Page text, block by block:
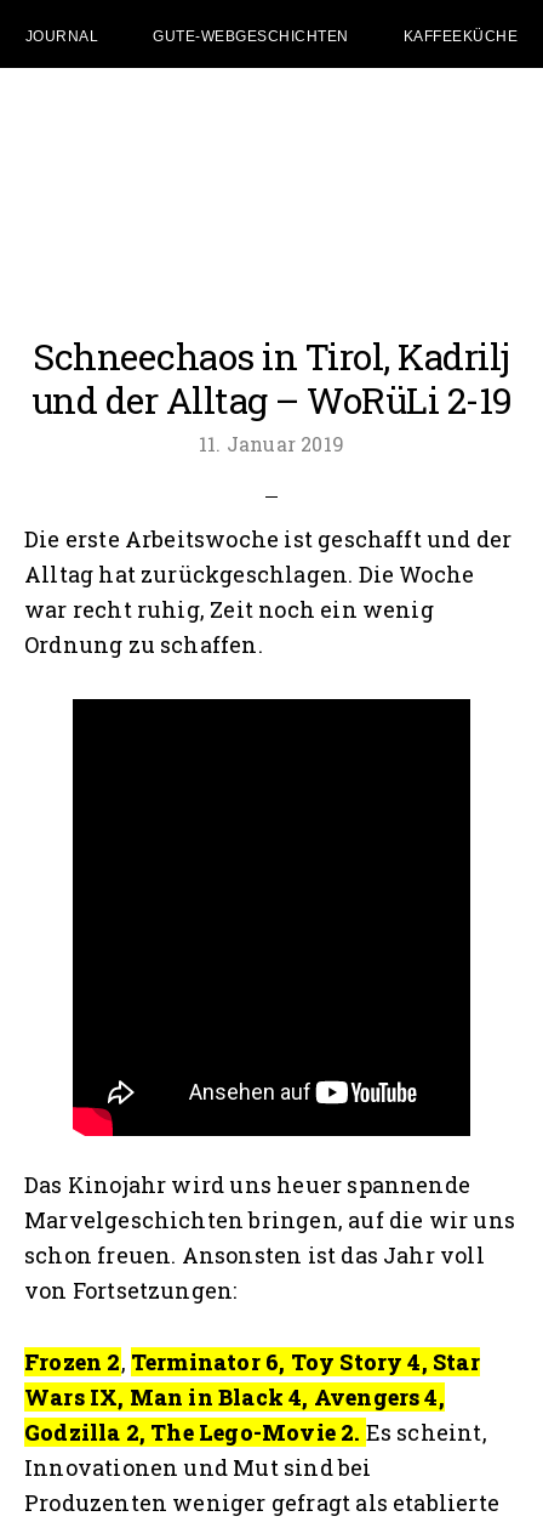
JOURNAL GUTE-WEBGESCHICHTEN KAFFEEKÜCHE
Schneechaos in Tirol, Kadrilj
und der Alltag – WoRüLi 2-19
11. Januar 2019
Die erste Arbeitswoche ist geschafft und der
Alltag hat zurückgeschlagen. Die Woche
war recht ruhig, Zeit noch ein wenig
Ordnung zu schaffen.
Das Kinojahr wird uns heuer spannende
Marvelgeschichten bringen, auf die wir uns
schon freuen. Ansonsten ist das Jahr voll
von Fortsetzungen:
Frozen 2, Terminator 6, Toy Story 4, Star
Wars IX, Man in Black 4, Avengers 4,
Godzilla 2, The Lego-Movie 2. Es scheint,
Innovationen und Mut sind bei
Produzenten weniger gefragt als etablierte